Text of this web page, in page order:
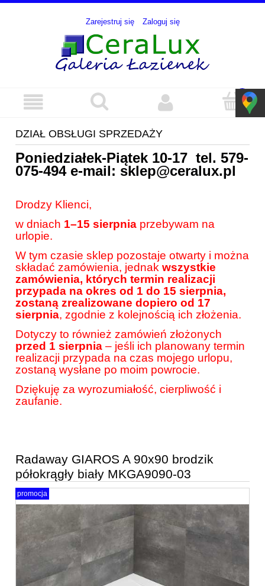
Zarejestruj się Zaloguj się
DZIAŁ OBSŁUGI SPRZEDAŻY
Poniedziałek-Piątek 10-17 tel. 579-
075-494e-mail: sklep@ceralux.pl
Drodzy Klienci,
w dniach 1–15 sierpnia przebywam na
urlopie.
W tym czasie sklep pozostaje otwarty i można
składać zamówienia, jednak wszystkie
zamówienia, których termin realizacji
przypada na okres od 1 do 15 sierpnia,
zostaną zrealizowane dopiero od 17
sierpnia, zgodnie z kolejnością ich złożenia.
Dotyczy to również zamówień złożonych
przed 1 sierpnia – jeśli ich planowany termin
realizacji przypada na czas mojego urlopu,
zostaną wysłane po moim powrocie.
Dziękuję za wyrozumiałość, cierpliwość i
zaufanie.
Radaway GIAROS A 90x90 brodzik
półokrągły biały MKGA9090-03
promocja